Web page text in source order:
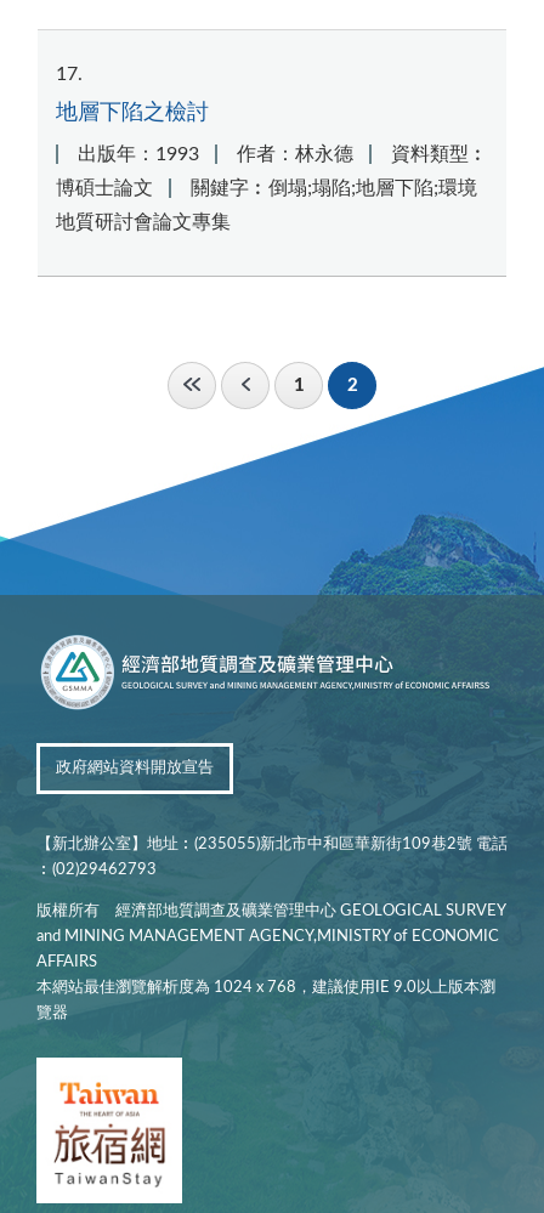
17
地層下陷之檢討
出版年：1993 作者：林永德
資料類型︰
博碩士論文
關鍵字︰倒塌;塌陷;地層下陷;環境
地質研討會論文專集
1 2
政府網站資料開放宣告
【新北辦公室】地址︰(235055)新北市中和區華新街109巷2號 電話
︰(02)29462793
版權所有 經濟部地質調查及礦業管理中心 GEOLOGICAL SURVEY
and MINING MANAGEMENT AGENCY,MINISTRY of ECONOMIC
AFFAIRS
本網站最佳瀏覽解析度為 1024 x 768，建議使用IE 9.0以上版本瀏
覽器